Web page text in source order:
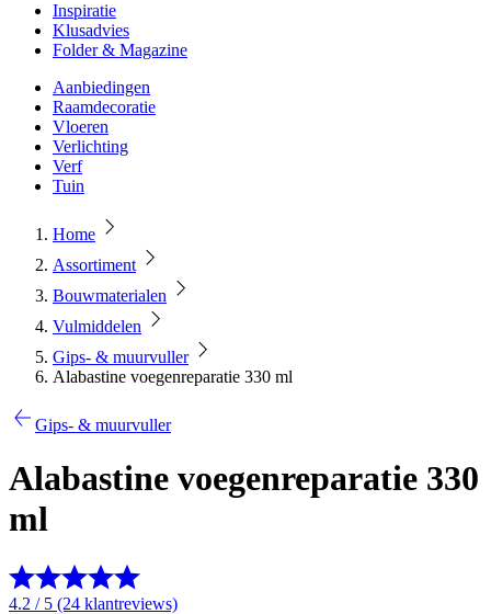
Inspiratie
Klusadvies
Folder & Magazine
Aanbiedingen
Raamdecoratie
Vloeren
Verlichting
Verf
Tuin
Home
Assortiment
Bouwmaterialen
Vulmiddelen
Gips- & muurvuller
Alabastine voegenreparatie 330 ml
Gips- & muurvuller
Alabastine voegenreparatie 330
ml
4.2 / 5 (24 klantreviews)